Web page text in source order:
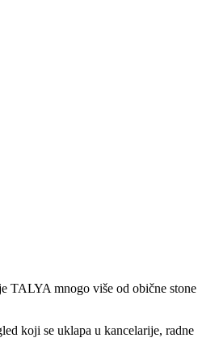
TALYA mnogo više od obične stone
koji se uklapa u kancelarije, radne